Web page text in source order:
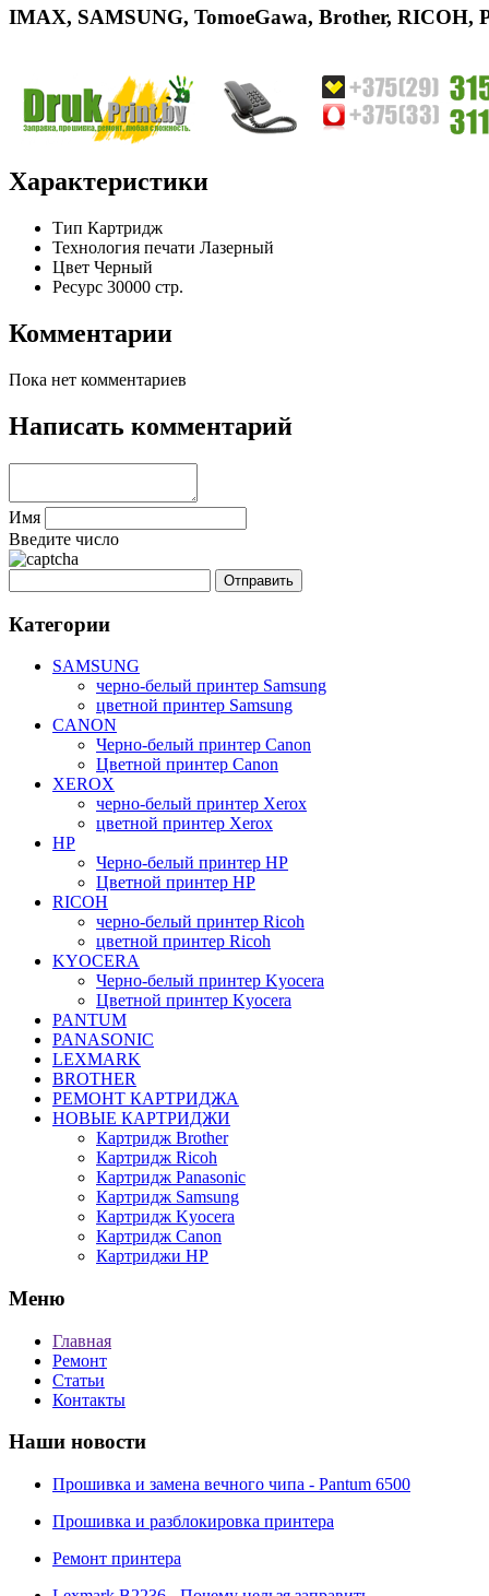
IMAX, SAMSUNG, TomoeGawa, Brother, RICOH,
Характеристики
Тип Картридж
Технология печати Лазерный
Цвет Черный
Ресурс 30000 стр.
Комментарии
Пока нет комментариев
Написать комментарий
Имя
Введите число
Категории
SAMSUNG
черно-белый принтер Samsung
цветной принтер Samsung
CANON
Черно-белый принтер Canon
Цветной принтер Canon
XEROX
черно-белый принтер Xerox
цветной принтер Xerox
HP
Черно-белый принтер HP
Цветной принтер HP
RICOH
черно-белый принтер Ricoh
цветной принтер Ricoh
KYOCERA
Черно-белый принтер Kyocera
Цветной принтер Kyocera
PANTUM
PANASONIC
LEXMARK
BROTHER
РЕМОНТ КАРТРИДЖА
НОВЫЕ КАРТРИДЖИ
Картридж Brother
Картридж Ricoh
Картридж Panasonic
Картридж Samsung
Картридж Kyocera
Картридж Canon
Картриджи HP
Меню
Главная
Ремонт
Статьи
Контакты
Наши новости
Прошивка и замена вечного чипа - Pantum 6500
Прошивка и разблокировка принтера
Ремонт принтера